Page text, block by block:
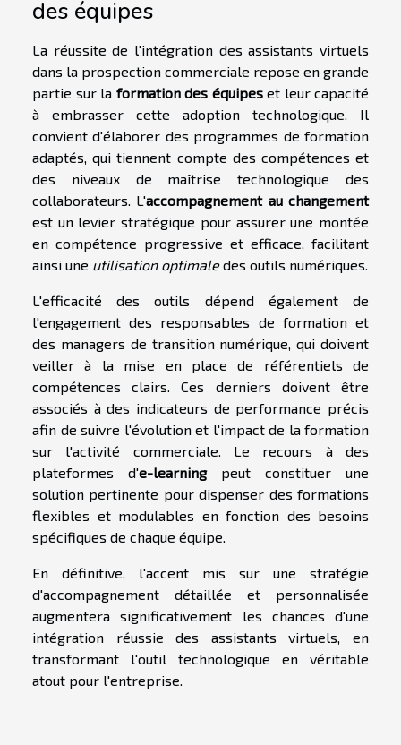
des équipes
La réussite de l'intégration des assistants virtuels
dans la prospection commerciale repose en grande
partie sur la formation des équipeset leur capacité
à embrasser cette adoption technologique. Il
convient d'élaborer des programmes de formation
adaptés, qui tiennent compte des compétences et
des niveaux de maîtrise technologique des
collaborateurs. L'accompagnement au changement
est un levier stratégique pour assurer une montée
en compétence progressive et efficace, facilitant
ainsi une utilisation optimaledes outils numériques.
L'efficacité des outils dépend également de
l'engagement des responsables de formation et
des managers de transition numérique, qui doivent
veiller à la mise en place de référentiels de
compétences clairs. Ces derniers doivent être
associés à des indicateurs de performance précis
afin de suivre l'évolution et l'impact de la formation
sur l'activité commerciale. Le recours à des
plateformes d'e-learningpeut constituer une
solution pertinente pour dispenser des formations
flexibles et modulables en fonction des besoins
spécifiques de chaque équipe.
En définitive, l'accent mis sur une stratégie
d'accompagnement détaillée et personnalisée
augmentera significativement les chances d'une
intégration réussie des assistants virtuels, en
transformant l'outil technologique en véritable
atout pour l'entreprise.